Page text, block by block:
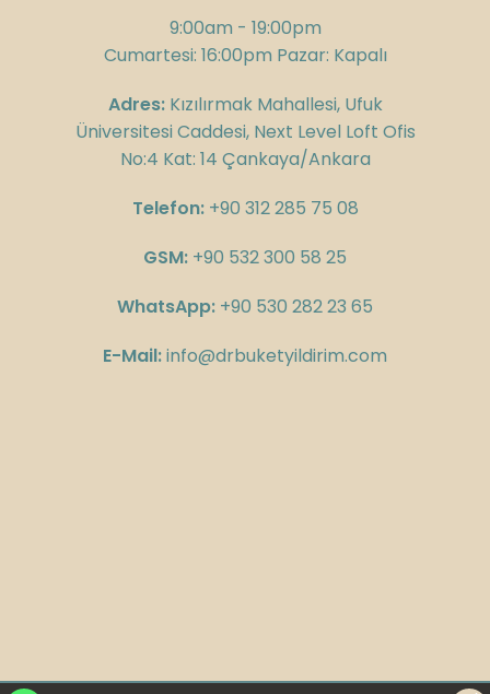
9:00am - 19:00pm
Cumartesi: 16:00pm Pazar: Kapalı
Adres:Kızılırmak Mahallesi, Ufuk
Üniversitesi Caddesi, Next Level Loft Ofis
No:4 Kat: 14 Çankaya/Ankara
Telefon: +90 312 285 75 08
GSM: +90 532 300 58 25
WhatsApp: +90 530 282 23 65
E-Mail:info@drbuketyildirim.com